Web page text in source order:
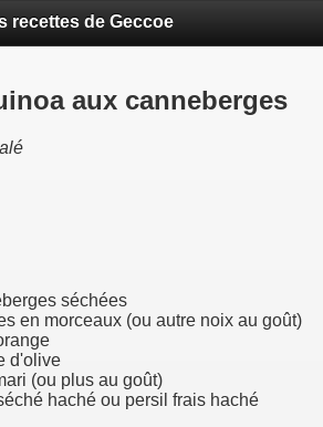
recettes de Geccoe
aux canneberges
séchées
en morceaux (ou autre noix au goût)
d'olive
(ou plus au goût)
haché ou persil frais haché